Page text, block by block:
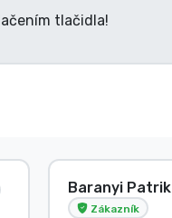
tlačidla!
Baranyi Patrik
Zákazník